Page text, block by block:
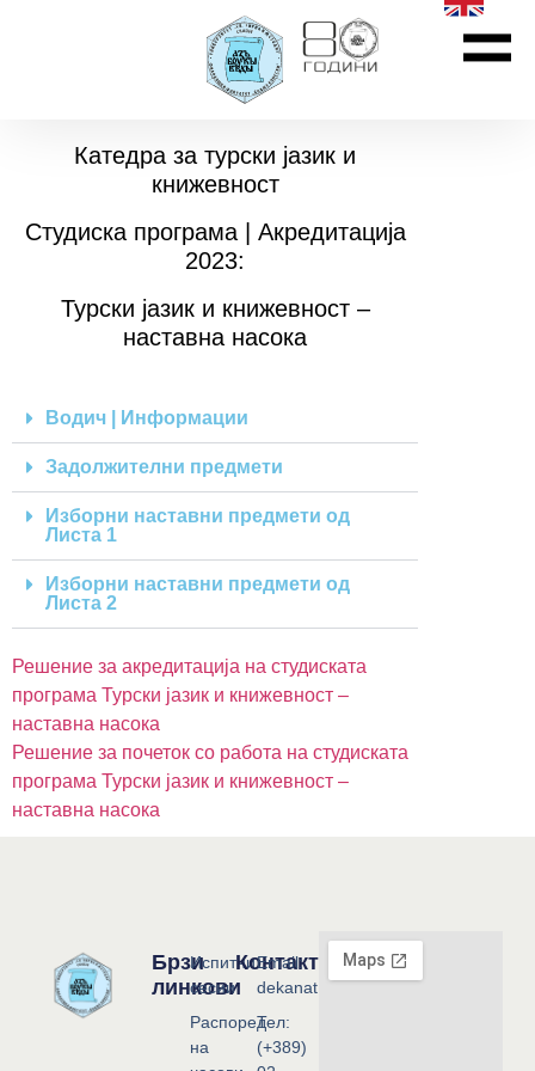
Катедра за турски јазик и
книжевност
Студиска програма | Акредитација
2023:
Турски јазик и книжевност –
наставна насока
Водич | Информации
Задолжителни предмети
Изборни наставни предмети од
Листа 1
Изборни наставни предмети од
Листа 2
Решение за акредитација на студиската
програма Турски јазик и книжевност –
наставна насока
Решение за почеток со работа на студиската
програма Турски јазик и книжевност –
наставна насока
Брзи
линкови
Испитни
сесии
Распоред
на
Контакт
Email:
dekanat@flf.ukim.edu.mk
Тел:
(+389)